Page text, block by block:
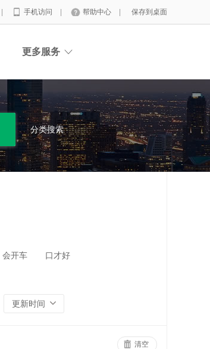
手机访问 帮助中心 保存到桌面
更多服务
分类搜索
会开车 口才好
更新时间
清空